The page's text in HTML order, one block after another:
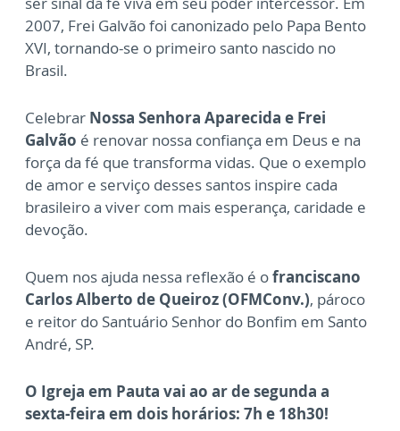
2007, Frei Galvão foi canonizado pelo Papa Bento
XVI, tornando-se o primeiro santo nascido no
Brasil.
Celebrar Nossa Senhora Aparecida e Frei
Galvão é renovar nossa confiança em Deus e na
força da fé que transforma vidas. Que o exemplo
de amor e serviço desses santos inspire cada
brasileiro a viver com mais esperança, caridade e
devoção.
Quem nos ajuda nessa reflexão é ofranciscano
Carlos Alberto de Queiroz (OFMConv.), pároco
e reitor do Santuário Senhor do Bonfim em Santo
André, SP.
O Igreja em Pauta vai ao ar de segunda a
sexta-feira em dois horários: 7h e 18h30!